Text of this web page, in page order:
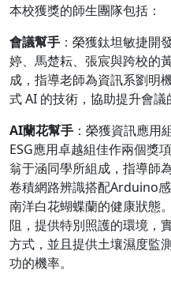
本校獲獎的師生團隊包括：
會議幫手 ：榮獲鈦坦敏捷開
婷、馬楚耘、張宸與跨校的
成，指導老師為資訊系劉明
式 AI 的技術，協助提升會議
AI蘭花幫手 ：榮獲資訊應用
ESG應用卓越組佳作兩個獎
翁于涵同學所組成，指導師
卷積網路辨識搭配Arduino
南洋白花蝴蝶蘭的健康狀態
阻，提供特別照護的環境，
方式，並且提供土壤濕度監
功的機率。